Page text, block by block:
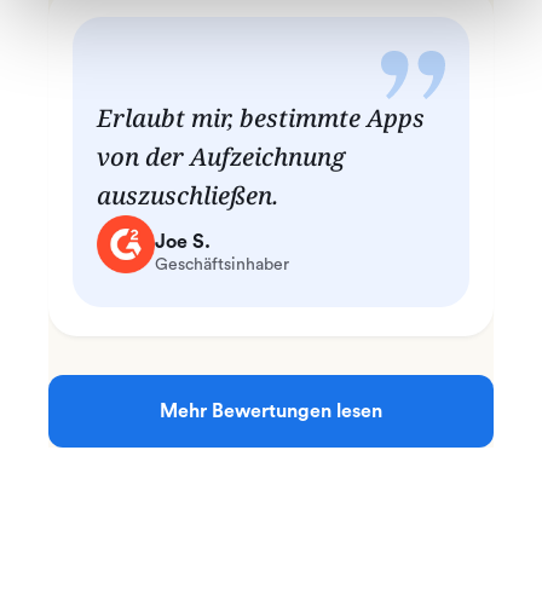
Erlaubt mir, bestimmte Apps
von der Aufzeichnung
auszuschließen.
Joe S.
Geschäftsinhaber
Mehr Bewertungen lesen